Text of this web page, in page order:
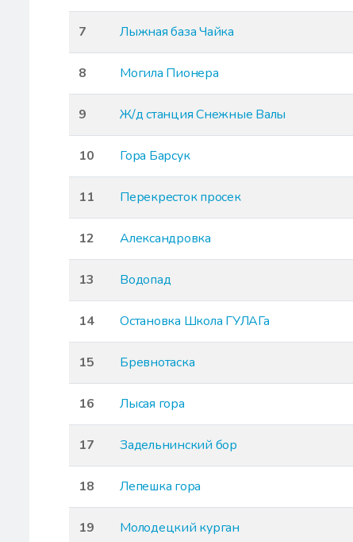
7 Лыжная база Чайка
8 Могила Пионера
9 Ж/д станция Снежные Валы
10 Гора Барсук
11 Перекресток просек
12 Александровка
13 Водопад
14 Остановка Школа ГУЛАГа
15 Бревнотаска
16 Лысая гора
17 Задельнинский бор
18 Лепешка гора
19 Молодецкий курган